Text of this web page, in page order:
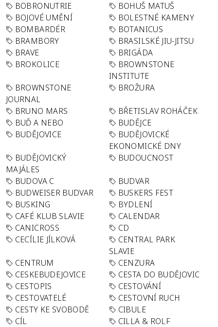
BOBRONUTRIE
BOHUŠ MATUŠ
BOJOVÉ UMĚNÍ
BOLESTNÉ KAMENY
BOMBARDÉR
BOTANICUS
BRAMBORY
BRASILSKÉ JIU-JITSU
BRAVE
BRIGÁDA
BROKOLICE
BROWNSTONE
INSTITUTE
BROWNSTONE
JOURNAL
BROŽURA
BRUNO MARS
BŘETISLAV ROHÁČEK
BUĎ A NEBO
BUDĚJCE
BUDĚJOVICE
BUDĚJOVICKÉ
EKONOMICKÉ DNY
BUDĚJOVICKÝ
MAJÁLES
BUDOUCNOST
BUDOVA C
BUDVAR
BUDWEISER BUDVAR
BUSKERS FEST
BUSKING
BYDLENÍ
CAFÉ KLUB SLAVIE
CALENDAR
CANICROSS
CD
CECÍLIE JÍLKOVÁ
CENTRAL PARK
SLAVIE
CENTRUM
CENZURA
CESKEBUDEJOVICE
CESTA DO BUDĚJOVIC
CESTOPIS
CESTOVÁNÍ
CESTOVATELÉ
CESTOVNÍ RUCH
CESTY KE SVOBODĚ
CIBULE
CÍL
CILLA & ROLF